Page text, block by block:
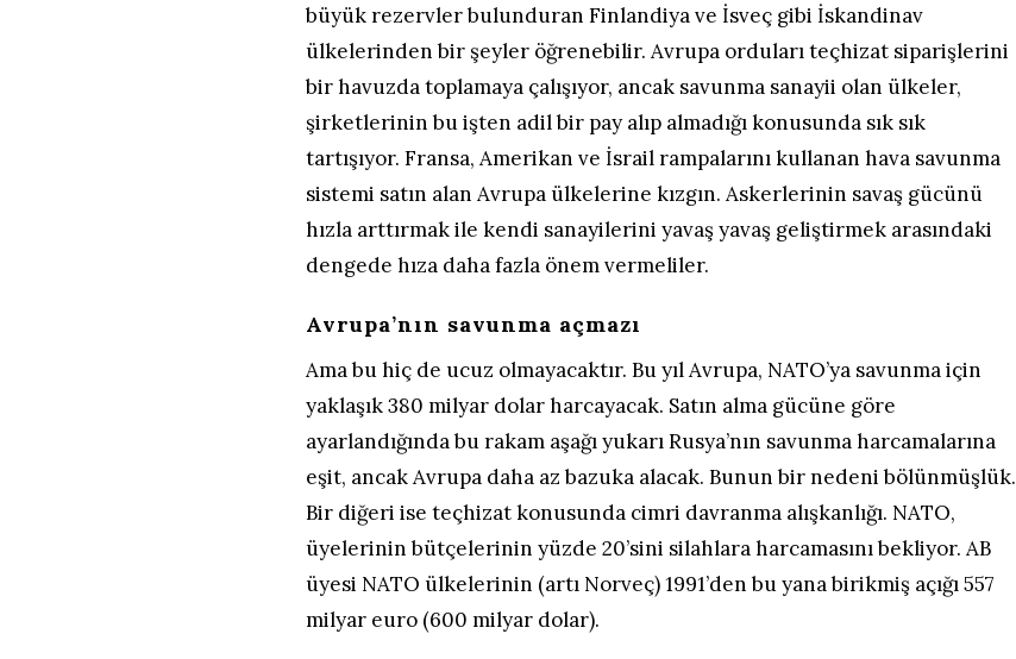
büyük rezervler bulunduran Finlandiya ve İsveç gibi İskandinav
ülkelerinden bir şeyler öğrenebilir. Avrupa orduları teçhizat siparişlerini
bir havuzda toplamaya çalışıyor, ancak savunma sanayii olan ülkeler,
şirketlerinin bu işten adil bir pay alıp almadığı konusunda sık sık
tartışıyor. Fransa, Amerikan ve İsrail rampalarını kullanan hava savunma
sistemi satın alan Avrupa ülkelerine kızgın. Askerlerinin savaş gücünü
hızla arttırmak ile kendi sanayilerini yavaş yavaş geliştirmek arasındaki
dengede hıza daha fazla önem vermeliler.
Avrupa’nın savunma açmazı
Ama bu hiç de ucuz olmayacaktır. Bu yıl Avrupa, NATO’ya savunma için
yaklaşık 380 milyar dolar harcayacak. Satın alma gücüne göre
ayarlandığında bu rakam aşağı yukarı Rusya’nın savunma harcamalarına
eşit, ancak Avrupa daha az bazuka alacak. Bunun bir nedeni bölünmüşlük.
Bir diğeri ise teçhizat konusunda cimri davranma alışkanlığı. NATO,
üyelerinin bütçelerinin yüzde 20’sini silahlara harcamasını bekliyor. AB
üyesi NATO ülkelerinin (artı Norveç) 1991’den bu yana birikmiş açığı 557
milyar euro (600 milyar dolar).